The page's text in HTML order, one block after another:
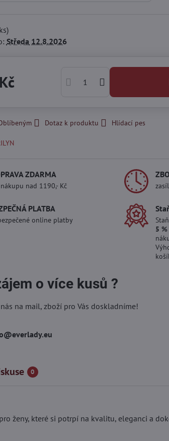
ks)
Středa 12.8.2026
Dotaz k produktu Hlídací pes
ZDARMA
nad 1190,- Kč
PLATBA
online platby
5
o více kusů ?
na mail, zboží pro Vás doskladníme!
0
ženy, které si potrpí na kvalitu, eleganci a